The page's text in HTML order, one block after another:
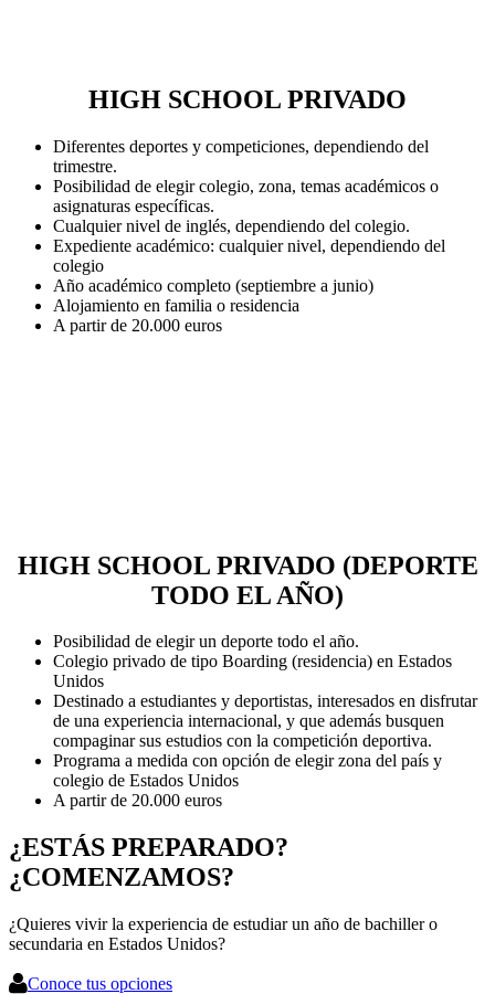
HIGH SCHOOL PRIVADO
Diferentes deportes y competiciones, dependiendo del
trimestre.
Posibilidad de elegir colegio, zona, temas académicos o
asignaturas específicas.
Cualquier nivel de inglés, dependiendo del colegio.
Expediente académico: cualquier nivel, dependiendo del
colegio
Año académico completo (septiembre a junio)
Alojamiento en familia o residencia
A partir de 20.000 euros
HIGH SCHOOL PRIVADO (DEPORTE
TODO EL AÑO)
Posibilidad de elegir un deporte todo el año.
Colegio privado de tipo Boarding (residencia) en Estados
Unidos
Destinado a estudiantes y deportistas, interesados en disfrutar
de una experiencia internacional, y que además busquen
compaginar sus estudios con la competición deportiva.
Programa a medida con opción de elegir zona del país y
colegio de Estados Unidos
A partir de 20.000 euros
¿ESTÁS PREPARADO?
¿COMENZAMOS?
¿Quieres vivir la experiencia de estudiar un año de bachiller o
secundaria en Estados Unidos?
Conoce tus opciones